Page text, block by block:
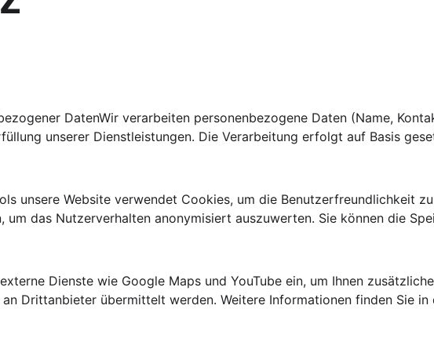
DatenWir verarbeiten personenbezogene Daten (Name,
unserer Dienstleistungen. Die Verarbeitung erfolgt auf Basis
unsere Website verwendet Cookies, um die Benutzerfreundlichkeit
um das Nutzerverhalten anonymisiert auszuwerten. Sie können die
Dienste wie Google Maps und YouTube ein, um Ihnen
Drittanbieter übermittelt werden. Weitere Informationen finden Sie